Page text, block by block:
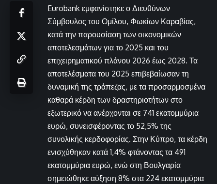
Eurobank εμφανίστηκε ο Διευθύνων
Σύμβουλος του Ομίλου, Φωκίων Καραβίας,
κατά την παρουσίαση των οικονομικών
αποτελεσμάτων για το 2025 και του
επιχειρηματικού πλάνου 2026 έως 2028. Τα
αποτελέσματα του 2025 επιβεβαίωσαν τη
δυναμική της τράπεζας, με τα προσαρμοσμένα
καθαρά κέρδη των δραστηριοτήτων στο
εξωτερικό να ανέρχονται σε 741 εκατομμύρια
ευρώ, συνεισφέροντας το 52,5% της
συνολικής κερδοφορίας. Στην Κύπρο, τα κέρδη
ενισχύθηκαν κατά 1,4% φτάνοντας τα 491
εκατομμύρια ευρώ, ενώ στη Βουλγαρία
σημειώθηκε αύξηση 8% στα 224 εκατομμύρια